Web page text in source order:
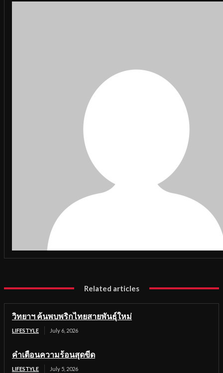
Related articles
วิทยาฯ ค้นพบพริกไทยสายพันธุ์ใหม่
LIFESTYLE July 6, 2026
คำเตือนความร้อนสุดขีด
LIFESTYLE July 5, 2026